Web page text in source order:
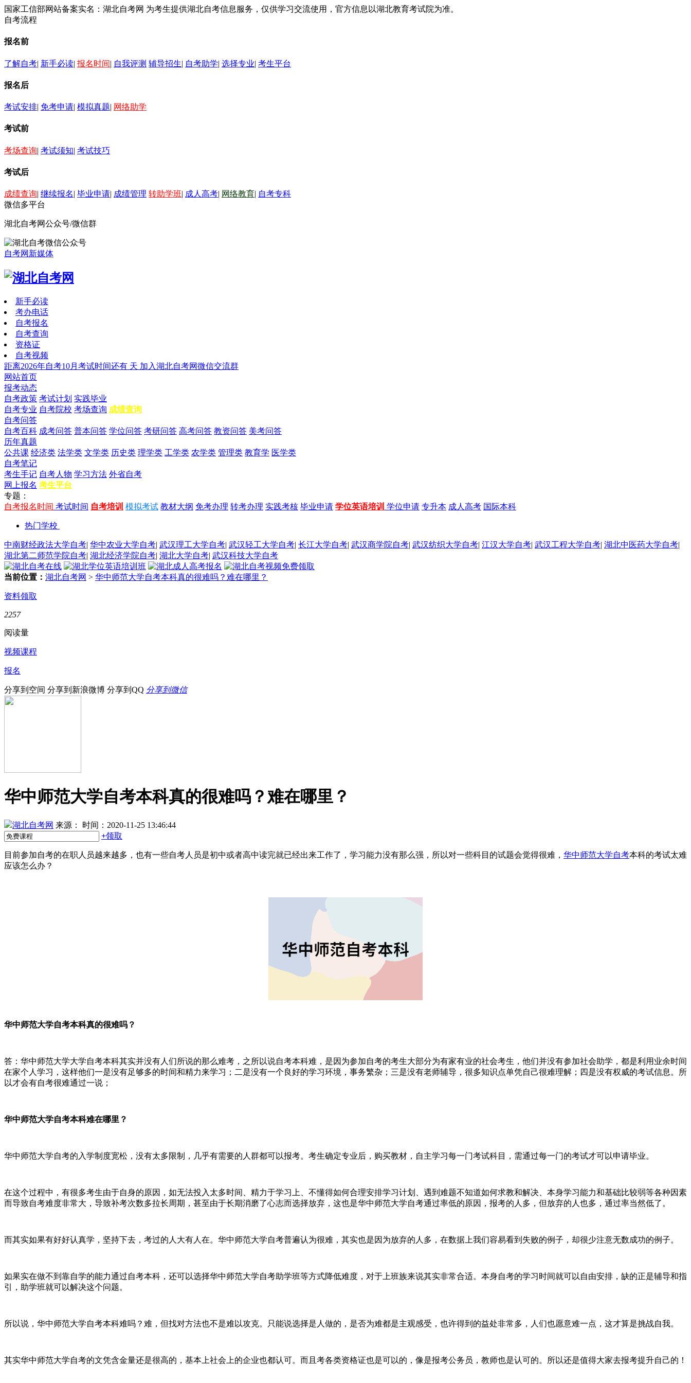
国家工信部网站备案实名：湖北自考网 为考生提供湖北自考信息服务，仅供学习交流使用，官方信息以湖北教育考试院为准。
自考流程
报名前
了解自考| 新手必读| 报名时间| 自我评测 辅导招生| 自考助学| 选择专业| 考生平台
报名后
考试安排| 免考申请| 模拟真题| 网络助学
考试前
考场查询| 考试须知| 考试技巧
考试后
成绩查询| 继续报名| 毕业申请| 成绩管理 转助学班| 成人高考| 网络教育| 自考专科
微信多平台
湖北自考网公众号/微信群
自考网新媒体
新手必读
考办电话
自考报名
自考查询
资格证
自考视频
距离2026年自考10月考试时间还有 天 加入湖北自考网微信交流群
网站首页
报考动态
自考政策 考试计划 实践毕业
自考专业 自考院校 考场查询 成绩查询
自考问答
自考百科 成考问答 普本问答 学位问答 考研问答 高考问答 教资问答 美考问答
历年真题
公共课 经济类 法学类 文学类 历史类 理学类 工学类 农学类 管理类 教育学 医学类
自考笔记
考生手记 自考人物 学习方法 外省自考
网上报名 考生平台
专题：
自考报名时间 考试时间 自考培训 模拟考试 教材大纲 免考办理 转考办理 实践考核 毕业申请 学位英语培训 学位申请 专升本 成人高考 国际本科
热门学校
中南财经政法大学自考| 华中农业大学自考| 武汉理工大学自考| 武汉轻工大学自考| 长江大学自考| 武汉商学院自考| 武汉纺织大学自考| 江汉大学自考| 武汉工程大学自考| 湖北中医药大学自考|
湖北第二师范学院自考| 湖北经济学院自考| 湖北大学自考| 武汉科技大学自考
当前位置： 湖北自考网 > 华中师范大学自考本科真的很难吗？难在哪里？
资料领取
2257
阅读量
视频课程
报名
分享到空间 分享到新浪微博 分享到QQ 分享到微信
华中师范大学自考本科真的很难吗？难在哪里？
湖北自考网 来源：
时间：2020-11-25 13:46:44
+领取
目前参加自考的在职人员越来越多，也有一些自考人员是初中或者高中读完就已经出来工作了，学习能力没有那么强，所以对一些科目的试题会觉得很难， 华中师范大学自考本科的考试太难
应该怎么办？
华中师范大学自考本科真的很难吗？
答：华中师范大学大学自考本科其实并没有人们所说的那么难考，之所以说自考本科难，是因为参加自考的考生大部分为有家有业的社会考生，他们并没有参加社会助学，都是利用业余时间
在家个人学习，这样他们一是没有足够多的时间和精力来学习；二是没有一个良好的学习环境，事务繁杂；三是没有老师辅导，很多知识点单凭自己很难理解；四是没有权威的考试信息。所
以才会有自考很难通过一说；
华中师范大学自考本科难在哪里？
华中师范大学自考的入学制度宽松，没有太多限制，几乎有需要的人群都可以报考。考生确定专业后，购买教材，自主学习每一门考试科目，需通过每一门的考试才可以申请毕业。
在这个过程中，有很多考生由于自身的原因，如无法投入太多时间、精力于学习上、不懂得如何合理安排学习计划、遇到难题不知道如何求教和解决、本身学习能力和基础比较弱等各种因素
而导致自考难度非常大，导致补考次数多拉长周期，甚至由于长期消磨了心志而选择放弃，这也是华中师范大学自考通过率低的原因，报考的人多，但放弃的人也多，通过率当然低了。
而其实如果有好好认真学，坚持下去，考过的人大有人在。华中师范大学自考普遍认为很难，其实也是因为放弃的人多，在数据上我们容易看到失败的例子，却很少注意无数成功的例子。
如果实在做不到靠自学的能力通过自考本科，还可以选择华中师范大学自考助学班等方式降低难度，对于上班族来说其实非常合适。本身自考的学习时间就可以自由安排，缺的正是辅导和指
引，助学班就可以解决这个问题。
所以说，华中师范大学自考本科难吗？难，但找对方法也不是难以攻克。只能说选择是人做的，是否为难都是主观感受，也许得到的益处非常多，人们也愿意难一点，这才算是挑战自我。
其实华中师范大学自考的文凭含金量还是很高的，基本上社会上的企业也都认可。而且考各类资格证也是可以的，像是报考公务员，教师也是认可的。所以还是值得大家去报考提升自己的！